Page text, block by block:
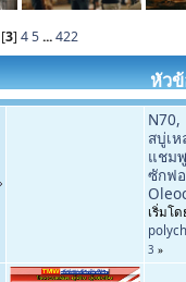
[3] 45...422
หัว
N70,
สบู่เ
แชม
ซักฟ
เริ่มโด
3 »